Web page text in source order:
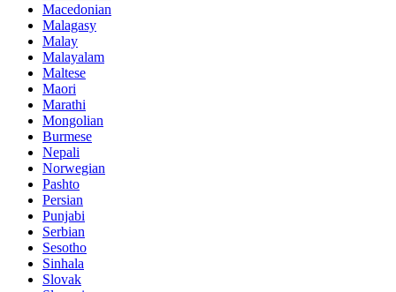
Macedonian
Malagasy
Malay
Malayalam
Maltese
Maori
Marathi
Mongolian
Burmese
Nepali
Norwegian
Pashto
Persian
Punjabi
Serbian
Sesotho
Sinhala
Slovak